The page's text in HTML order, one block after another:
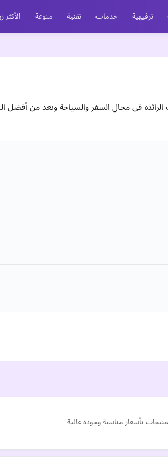
ترفيهية خدمات تقنية منوعة الأكثر
فى مجال السفر والسياحة وتعد من
بأسعار مناسبة وجودة عالية